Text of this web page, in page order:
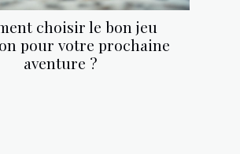
choisir le bon jeu
pour votre prochaine
aventure ?